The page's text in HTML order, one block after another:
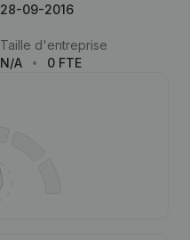
28-09-2016
Taille d'entreprise
N/A
0 FTE